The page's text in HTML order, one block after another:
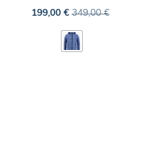
199,00 € 349,00€